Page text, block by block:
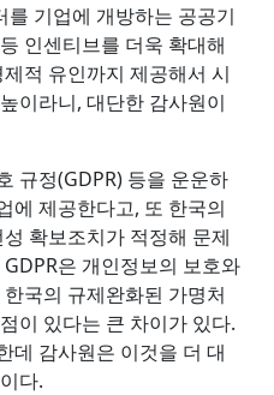
기업에 개방하는 공공기
인센티브를 더욱 확대해
적 유인까지 제공해서 시
이라니, 대단한 감사원이
규정(GDPR) 등을 운운하
에 제공한다고, 또 한국의
확보조치가 적정해 문제
은 개인정보의 보호와
국의 규제완화된 가명처
이 있다는 큰 차이가 있다.
데 감사원은 이것을 더 대
다.